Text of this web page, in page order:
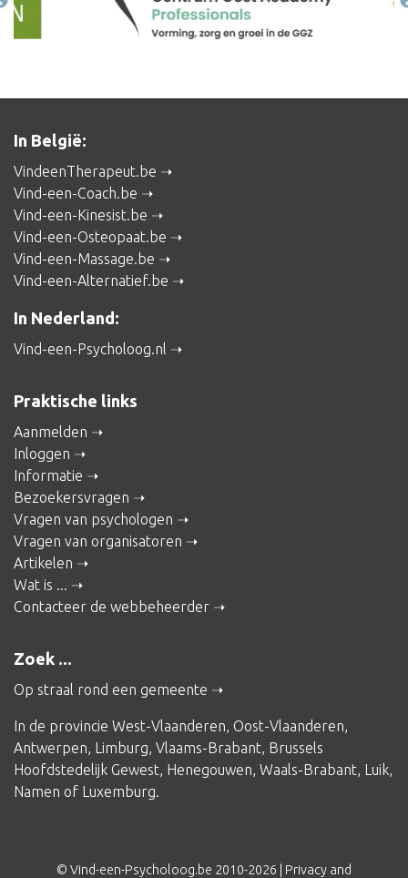
In België:
VindeenTherapeut.be
Vind-een-Coach.be
Vind-een-Kinesist.be
Vind-een-Osteopaat.be
Vind-een-Massage.be
Vind-een-Alternatief.be
In Nederland:
Vind-een-Psycholoog.nl
Praktische links
Aanmelden
Inloggen
Informatie
Bezoekersvragen
Vragen van psychologen
Vragen van organisatoren
Artikelen
Wat is ...
Contacteer de webbeheerder
Zoek ...
Op straal rond een gemeente
In de provincie West-Vlaanderen, Oost-Vlaanderen,
Antwerpen, Limburg, Vlaams-Brabant, Brussels
Hoofdstedelijk Gewest, Henegouwen, Waals-Brabant, Luik,
Namen of Luxemburg.
© Vind-een-Psycholoog.be 2010-2026 | Privacy and